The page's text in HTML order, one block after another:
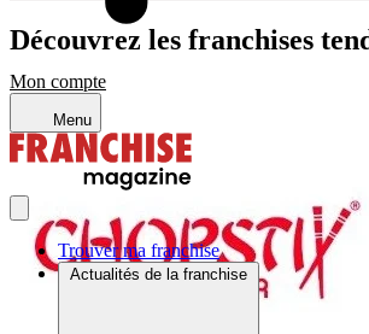
Mon compte
Menu
Trouver ma franchise
Actualités de la franchise
Découvrez les franchises